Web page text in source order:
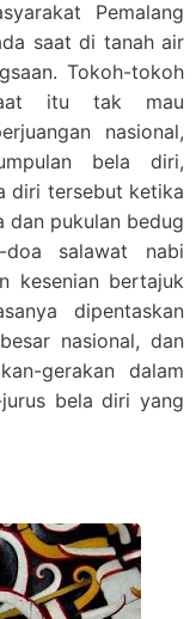
Pemalang
saat di tanah air
Tokoh-tokoh
itu tak mau
nasional,
bela diri,
diri tersebut ketika
dan pukulan bedug
doa salawat nabi
kesenian bertajuk
dipentaskan
nasional, dan
gerakan dalam
bela diri yang